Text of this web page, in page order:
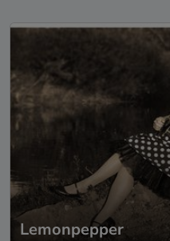
Lemonpepper